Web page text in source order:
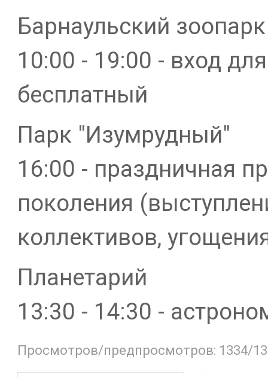
Барнаульский зоопарк
10:00 - 19:00 - вход
бесплатный
Парк "Изумрудный"
16:00 - праздничная
поколения
коллективов,
Планетарий
13:30 - 14:30 -
Просмотров/предпросмотров: 1334/